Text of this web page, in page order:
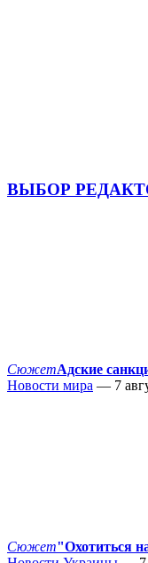
ВЫБОР
СюжетАдские
Новости мира — 7
Сюжет"Охотиться